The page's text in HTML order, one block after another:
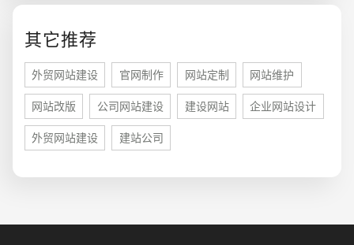
其它推荐
外贸网站建设 官网制作 网站定制 网站维护
网站改版 公司网站建设 建设网站 企业网站设计
外贸网站建设 建站公司
电商及系统平台开发 · 微信小程序开发 · 年度